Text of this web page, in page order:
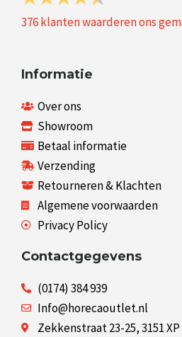
376klanten waarderen ons
Informatie
Over ons
Showroom
Betaal informatie
Verzending
Retourneren & Klachten
Algemene voorwaarden
Privacy Policy
Contactgegevens
(0174) 384 939
Info@horecaoutlet.nl
Zekkenstraat 23-25, 3151